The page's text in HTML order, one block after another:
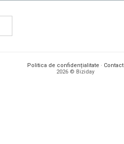
Politica de confidențialitate · Contact
2026 © Biziday